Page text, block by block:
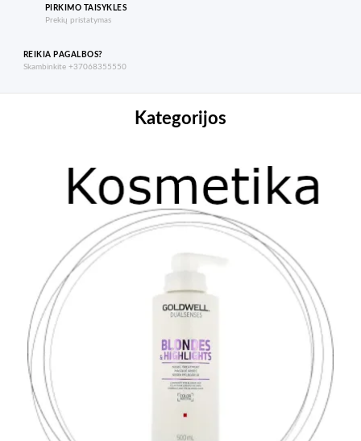
PIRKIMO TAISYKLES
Prekių pristatymas
REIKIA PAGALBOS?
Skambinkite +37068355550
Kategorijos